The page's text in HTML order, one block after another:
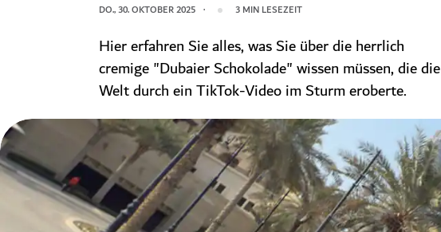
DO., 30. OKTOBER 2025 3 MIN LESEZEIT
Hier erfahren Sie alles, was Sie über die herrlich
cremige "Dubaier Schokolade" wissen müssen, die die
Welt durch ein TikTok-Video im Sturm eroberte.